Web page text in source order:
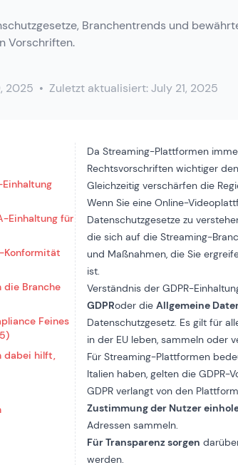
Branchentrends und
Vorschriften.
2025 • Zuletzt aktualisiert:July 21, 2025
Einhaltung für
Konformität
die Branche
Feines
dabei hilft,
Da Streaming-Plattformen
Rechtsvorschriften wichtiger
Gleichzeitig verschärfen die
Wenn Sie eine Online-
Datenschutzgesetze zu
die sich auf die Streaming-
und Maßnahmen, die Sie
ist.
Verständnis der GDPR-
GDPRoder dieAllgemeine
Datenschutzgesetz. Es gilt für
in der EU leben, sammeln oder
Für Streaming-Plattformen
Italien haben, gelten die GDPR-
GDPR verlangt von den
Zustimmung der Nutzer
Adressen sammeln.
Für Transparenz sorgen
werden.